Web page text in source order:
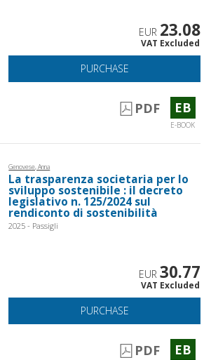
EUR 23.08
VAT Excluded
PURCHASE
PDF EB
E-BOOK
Genovese, Anna
La trasparenza societaria per lo
sviluppo sostenibile : il decreto
legislativo n. 125/2024 sul
rendiconto di sostenibilità
2025 - Passigli
EUR 30.77
VAT Excluded
PURCHASE
PDF EB